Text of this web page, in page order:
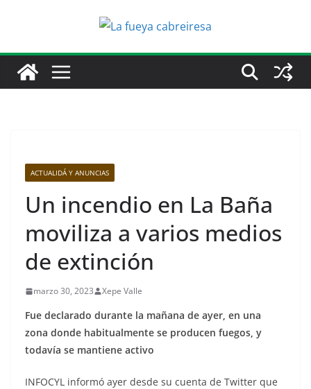
ACTUALIDÁ Y ANUNCIAS
Un incendio en La Baña
moviliza a varios medios
de extinción
marzo 30, 2023 Xepe Valle
Fue declarado durante la mañana de ayer, en una
zona donde habitualmente se producen fuegos, y
todavía se mantiene activo
INFOCYL informó ayer desde su cuenta de Twitter que